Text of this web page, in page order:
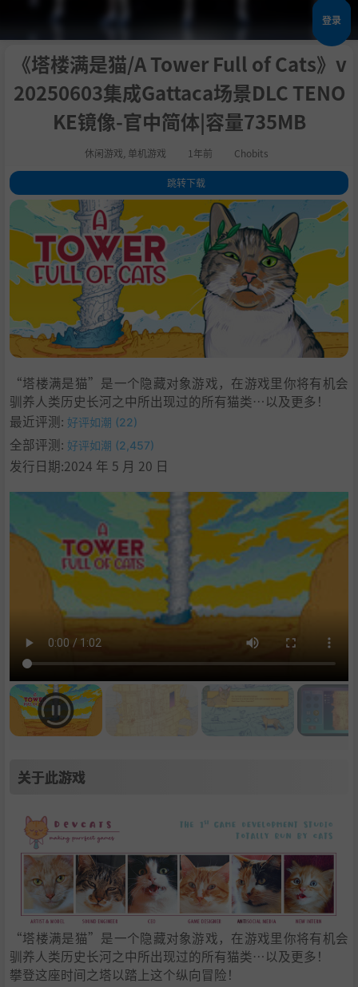
登录
《塔楼满是猫/A Tower Full of Cats》v
20250603集成Gattaca场景DLC TENO
KE镜像-官中简体|容量735MB
休闲游戏 单机游戏 1年前 Chobits
跳转下载
1.
关于此游戏
系统需求
支持作者
4.中文设置
5.学习
“塔楼满是猫”是一个隐藏对象游戏，在游戏里你将有机会
驯养人类历史长河之中所出现过的所有猫类…以及更多！
最近评测: 好评如潮 (22)
全部评测: 好评如潮 (2,457)
发行日期:2024 年 5 月 20 日
关于此游戏
“塔楼满是猫”是一个隐藏对象游戏，在游戏里你将有机会
驯养人类历史长河之中所出现过的所有猫类…以及更多！
攀登这座时间之塔以踏上这个纵向冒险！